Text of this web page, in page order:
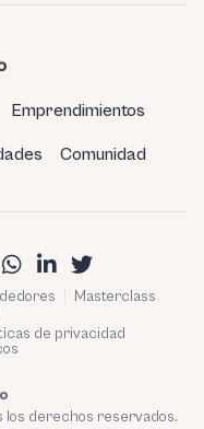
Emprendimientos
Comunidad
Masterclass
de privacidad
los derechos reservados.